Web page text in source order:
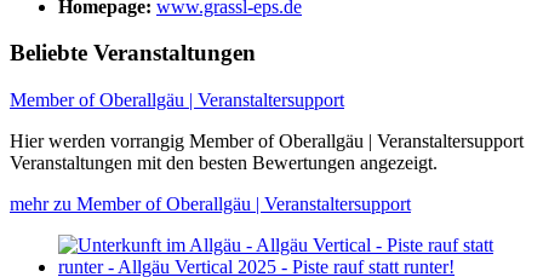
Homepage: www.grassl-eps.de
Beliebte Veranstaltungen
Member of Oberallgäu | Veranstaltersupport
Hier werden vorrangig Member of Oberallgäu | Veranstaltersupport
Veranstaltungen mit den besten Bewertungen angezeigt.
mehr zu Member of Oberallgäu | Veranstaltersupport